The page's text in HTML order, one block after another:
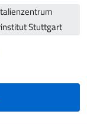
Stuttgart